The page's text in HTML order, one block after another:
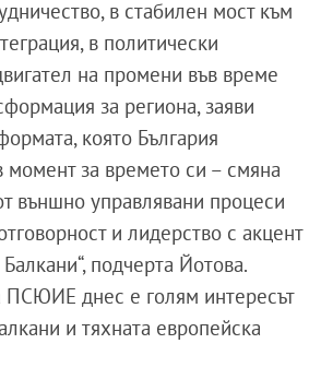
в стабилен мост към
в политически
на промени във време
за региона, заяви
която България
момент за времето си – смяна
външно управлявани процеси
и лидерство с акцент
подчерта Йотова.
ПСЮИЕ днес е голям интересът
и тяхната европейска